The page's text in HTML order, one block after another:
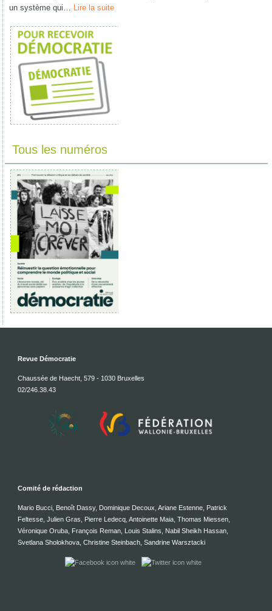
un système qui… Lire la suite
Tous les numéros
Revue Démocratie
Chaussée de Haecht, 579 - 1030 Bruxelles
02/246.38.43
Comité de rédaction
Mario Bucci, Benoît Dassy, Dominique Decoux, Ariane Estenne, Patrick
Feltesse, Julien Gras, Pierre Ledecq, Antoinette Maia, Thomas Miessen,
Véronique Oruba, François Reman, Louis Stalins, Nabil Sheikh Hassan,
Svetlana Sholokhova, Christine Steinbach, Sandrine Warsztacki